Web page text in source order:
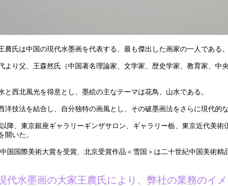
農氏は中国の現代水墨画を代表する、最も傑出した画家の一人である。
より父、王森然氏（中国著名理論家、文学家、歴史学家、教育家、
と西北風光を得意とし、墨絵の主なテーマは花鳥、山水である。
洋技法を結合し、自分独特の画風とし、その破墨画法をさらに現代的
降、東京銀座ギャラリーギンザサロン、ギャラリー栃、東京近代美
開いた。
国国際美術大賞を受賞、北京受賞作品＜雪国＞は二十世紀中国美術
代水墨画の大家王農氏により、弊社の業務のイ